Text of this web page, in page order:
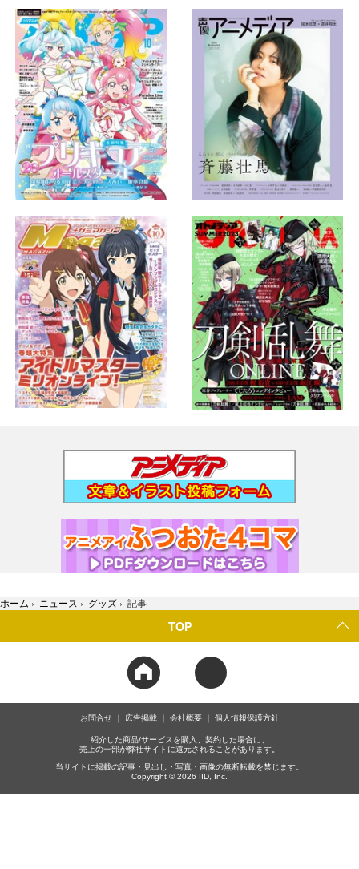
ホーム › ニュース › グッズ › 記事
TOP
お問合せ 広告掲載 会社概要 個人情報保護方針
紹介した商品/サービスを購入、契約した場合に、
売上の一部が弊社サイトに還元されることがあります。
当サイトに掲載の記事・見出し・写真・画像の無断転載を禁じます。
Copyright © 2026 IID, Inc.